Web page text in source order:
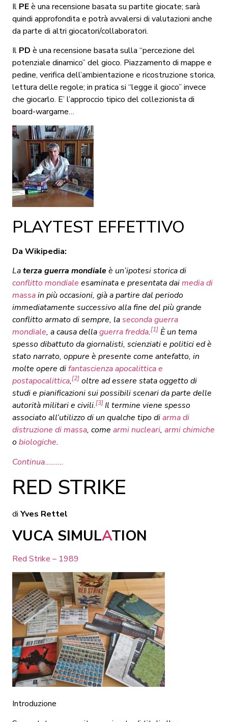
Il PEè una recensione basata su partite giocate; sarà
quindi approfondita e potrà avvalersi di valutazioni anche
da parte di altri giocatori/collaboratori.
Il PD è una recensione basata sulla “percezione del
potenziale dinamico” del gioco. Piazzamento di mappe e
pedine, verifica dell’ambientazione e ricostruzione storica,
lettura delle regole; in pratica si “legge il gioco” invece
che giocarlo. E’ l’approccio tipico del collezionista di
board-wargame…
PLAYTEST EFFETTIVO
Da Wikipedia:
Laterza guerra mondialeè un’ipotesi storica di
conflitto mondiale esaminata e presentata daimedia di
massain più occasioni, già a partire dal periodo
immediatamente successivo alla fine del più grande
conflitto armato di sempre, laseconda guerra
mondiale, a causa dellaguerra fredda.[1] È un tema
spesso dibattuto da giornalisti, scienziati e politici ed è
stato narrato, oppure è presente come antefatto, in
molte opere difantascienza apocalittica e
postapocalittica,[2] oltre ad essere stata oggetto di
studi e pianificazioni sui possibili scenari da parte delle
autorità militari e civili.[3]Il termine viene spesso
associato all’utilizzo di un qualche tipo diarma di
distruzione di massa, come armi nucleari, armi chimiche
obiologiche.
Continua……….
RED STRIKE
di Yves Rettel
VUCA SIMULATION
Red Strike – 1989
Introduzione